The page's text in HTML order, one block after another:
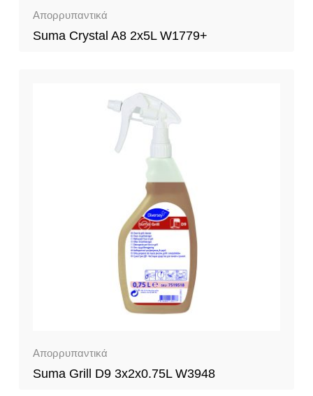
Απορρυπαντικά
Suma Crystal A8 2x5L W1779+
Απορρυπαντικά
Suma Grill D9 3x2x0.75L W3948